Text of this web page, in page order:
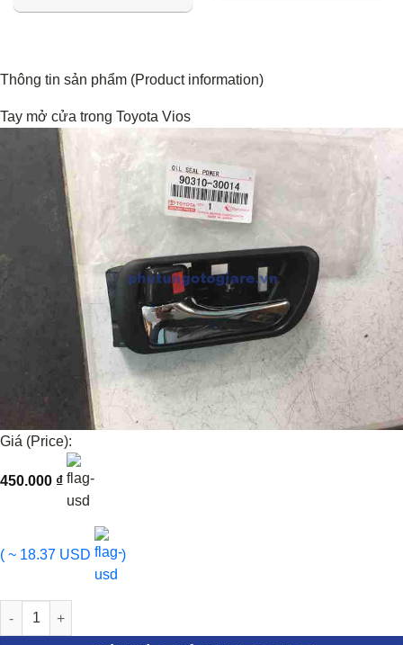
Thông tin sản phẩm (Product information)
Tay mở cửa trong Toyota Vios
Giá (Price):
450.000 ₫
( ~ 18.37 USD )
Tay mở cửa trong Toyota Vios số lượng